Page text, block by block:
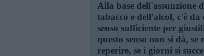
Alla base dell'assunzione
tabacco e dell'alcol, c'è
senso sufficiente per
questo senso non si dà,
reperire, se i giorni si